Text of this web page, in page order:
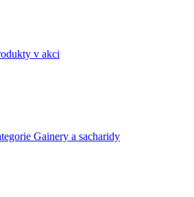
v akci
Gainery a sacharidy